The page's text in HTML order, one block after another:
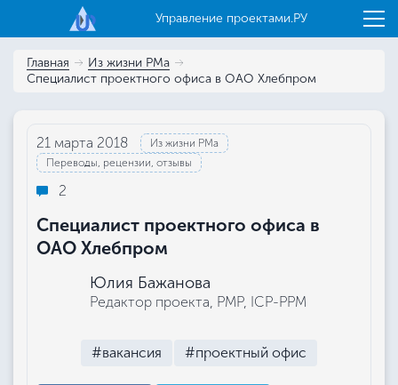
Управление проектами.РУ
Главная
Из жизни РМа
Специалист проектного офиса в ОАО Хлебпром
21 марта 2018
Из жизни РМа
Переводы, рецензии, отзывы
2
Специалист проектного офиса в
ОАО Хлебпром
Юлия Бажанова
Редактор проекта, РМР, ICP-PPM
#вакансия #проектный офис